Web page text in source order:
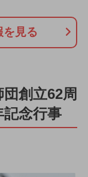
を見る
団創立62周
記念行事